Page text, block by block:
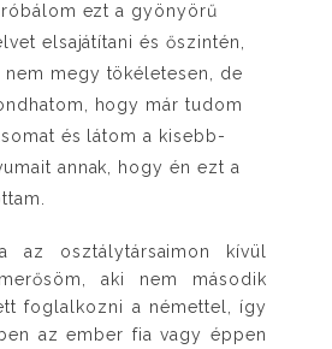
ezt a gyönyörű
elsajátítani és őszintén,
megy tökéletesen, de
hogy már tudom
és látom a kisebb-
annak, hogy én ezt a
az osztálytársaimon kívül
aki nem második
foglalkozni a némettel, így
az ember fia vagy éppen